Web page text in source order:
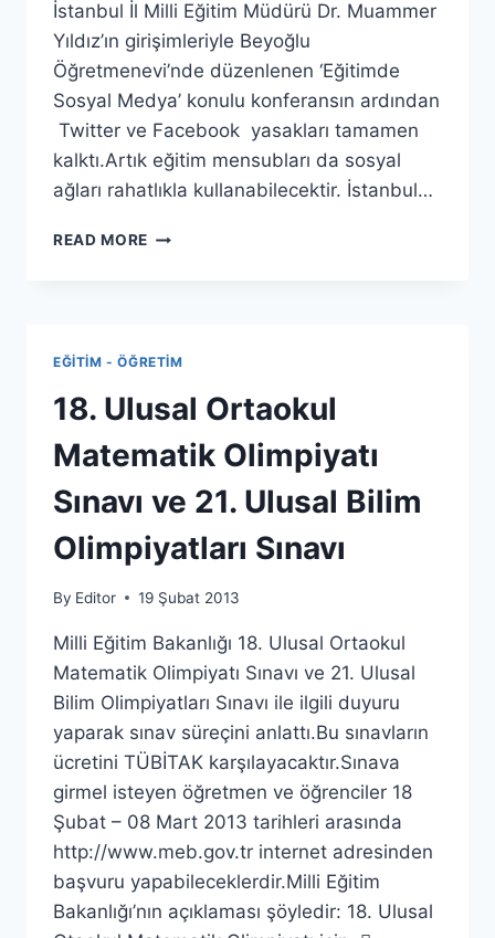
İstanbul İl Milli Eğitim Müdürü Dr. Muammer
Yıldız’ın girişimleriyle Beyoğlu
Öğretmenevi’nde düzenlenen ‘Eğitimde
Sosyal Medya’ konulu konferansın ardından
Twitter ve Facebook yasakları tamamen
kalktı.Artık eğitim mensubları da sosyal
ağları rahatlıkla kullanabilecektir. İstanbul…
READ MORE OKULLARDA
KALKTI
EĞITIM - ÖĞRETIM
18. Ulusal Ortaokul
Matematik Olimpiyatı
Sınavı ve 21. Ulusal Bilim
Olimpiyatları Sınavı
By Editor 19 Şubat 2013
Milli Eğitim Bakanlığı 18. Ulusal Ortaokul
Matematik Olimpiyatı Sınavı ve 21. Ulusal
Bilim Olimpiyatları Sınavı ile ilgili duyuru
yaparak sınav süreçini anlattı.Bu sınavların
ücretini TÜBİTAK karşılayacaktır.Sınava
girmel isteyen öğretmen ve öğrenciler 18
Şubat – 08 Mart 2013 tarihleri arasında
http://www.meb.gov.tr internet adresinden
başvuru yapabileceklerdir.Milli Eğitim
Bakanlığı’nın açıklaması şöyledir: 18. Ulusal